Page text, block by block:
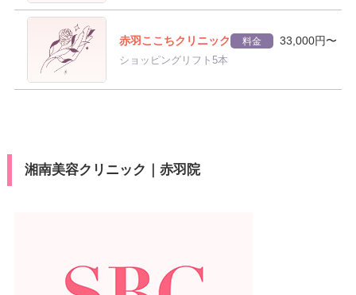
赤羽ここちクリニック 料金 33,000円〜
ショッピングリフト5本
湘南美容クリニック｜赤羽院